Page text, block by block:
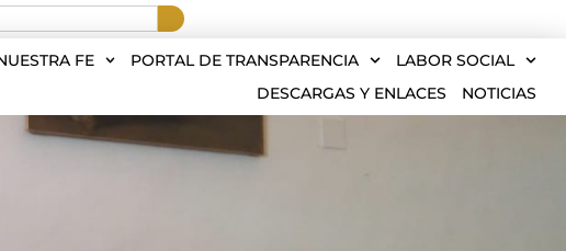
FE PORTAL DE TRANSPARENCIA
LABOR SOCIAL
DESCARGAS Y ENLACES
NOTICIAS